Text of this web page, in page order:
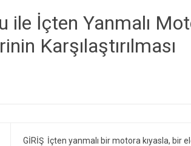
ile İçten Yanmalı
Karşılaştırılması
GİRİŞ İçten yanmalı bir motora kıyasla, bir